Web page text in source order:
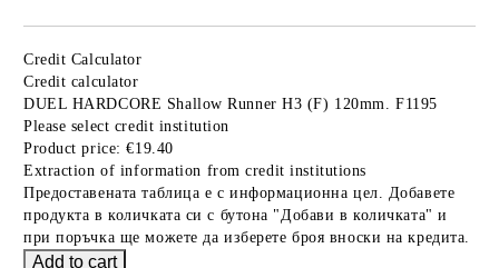
Credit Calculator
Credit calculator
DUEL HARDCORE Shallow Runner H3 (F) 120mm. F1195
Please select credit institution
Product price: €19.40
Extraction of information from credit institutions
Предоставената таблица е с информационна цел. Добавете
продукта в количката си с бутона "Добави в количката" и
при поръчка ще можете да изберете броя вноски на кредита.